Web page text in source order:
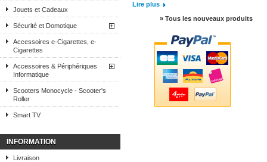
Jouets et Cadeaux
Sécurité et Domotique
Accessoires e-Cigarettes, e-
Cigarettes
Accessoires & Périphériques
Informatique
Scooters Monocycle - Scooter's
Roller
Smart TV
INFORMATION
Livraison
Lire plus
» Tous les nouveaux produits